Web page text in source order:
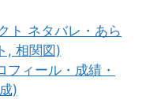
ト ネタバレ・あら
, 相関図)
フィール・成績・
)